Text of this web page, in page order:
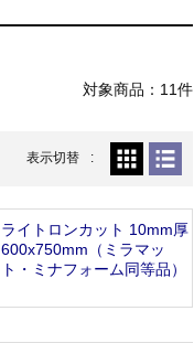
対象商品：11件
表示切替
ライトロンカット 10mm厚
600x750mm（ミラマッ
ト・ミナフォーム同等品）